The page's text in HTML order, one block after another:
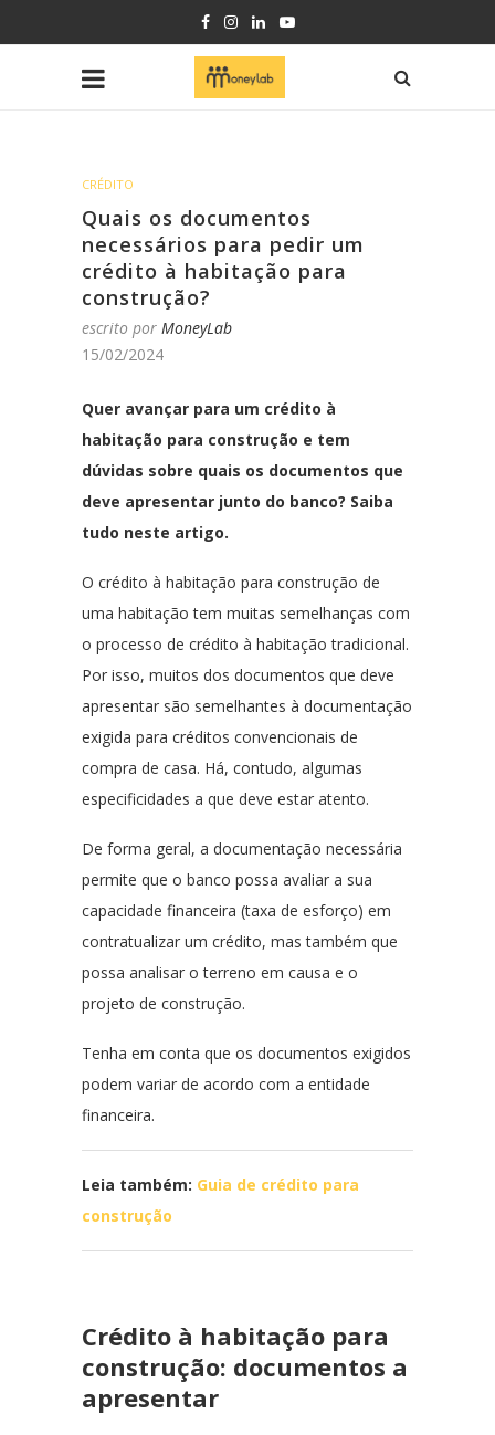
CRÉDITO
Quais os documentos
necessários para pedir um
crédito à habitação para
construção?
escrito por MoneyLab
15/02/2024
Quer avançar para um crédito à
habitação para construção e tem
dúvidas sobre quais os documentos que
deve apresentar junto do banco? Saiba
tudo neste artigo.
O crédito à habitação para construção de
uma habitação tem muitas semelhanças com
o processo de crédito à habitação tradicional.
Por isso, muitos dos documentos que deve
apresentar são semelhantes à documentação
exigida para créditos convencionais de
compra de casa. Há, contudo, algumas
especificidades a que deve estar atento.
De forma geral, a documentação necessária
permite que o banco possa avaliar a sua
capacidade financeira (taxa de esforço) em
contratualizar um crédito, mas também que
possa analisar o terreno em causa e o
projeto de construção.
Tenha em conta que os documentos exigidos
podem variar de acordo com a entidade
financeira.
Leia também: Guia de crédito para
construção
Crédito à habitação para
construção: documentos a
apresentar